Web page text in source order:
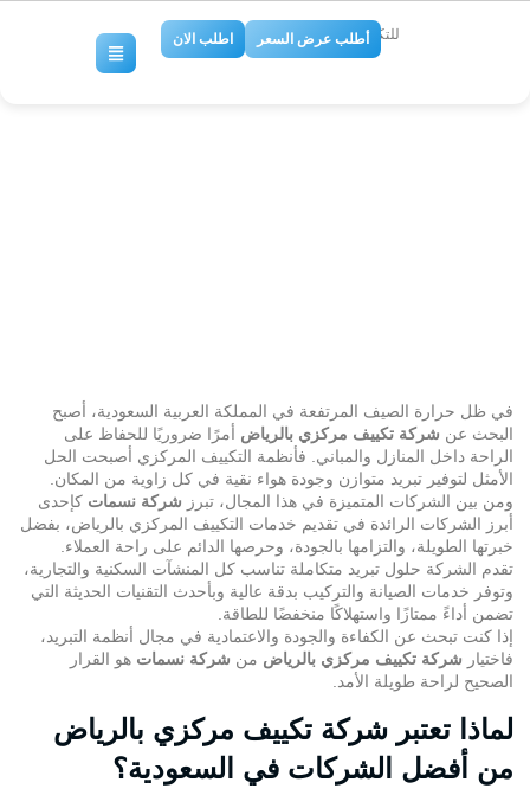
للتكييف والتبريد
أطلب عرض السعر اطلب الان
في ظل حرارة الصيف المرتفعة في المملكة العربية السعودية، أصبح
البحث عن شركة تكييف مركزي بالرياض أمرًا ضروريًا للحفاظ على
الراحة داخل المنازل والمباني. فأنظمة التكييف المركزي أصبحت الحل
الأمثل لتوفير تبريد متوازن وجودة هواء نقية في كل زاوية من المكان.
ومن بين الشركات المتميزة في هذا المجال، تبرز شركة نسمات كإحدى
أبرز الشركات الرائدة في تقديم خدمات التكييف المركزي بالرياض، بفضل
خبرتها الطويلة، والتزامها بالجودة، وحرصها الدائم على راحة العملاء.
تقدم الشركة حلول تبريد متكاملة تناسب كل المنشآت السكنية والتجارية،
وتوفر خدمات الصيانة والتركيب بدقة عالية وبأحدث التقنيات الحديثة التي
تضمن أداءً ممتازًا واستهلاكًا منخفضًا للطاقة.
إذا كنت تبحث عن الكفاءة والجودة والاعتمادية في مجال أنظمة التبريد،
فاختيار شركة تكييف مركزي بالرياض من شركة نسمات هو القرار
الصحيح لراحة طويلة الأمد.
لماذا تعتبر شركة تكييف مركزي بالرياض
من أفضل الشركات في السعودية؟